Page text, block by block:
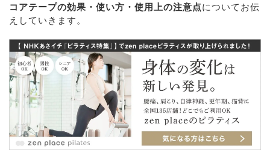
コアテープの効果・使い方・使用上の注意点についてお伝
えしていきます。